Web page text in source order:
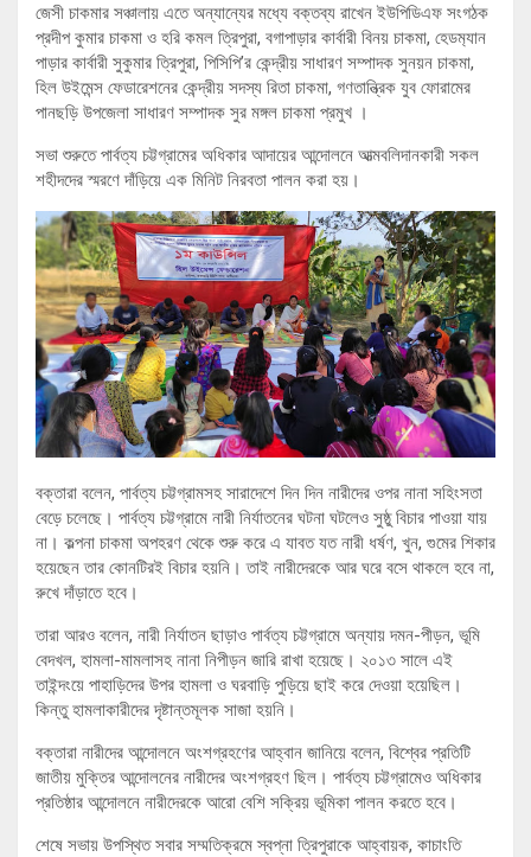
জেসী চাকমার সঞ্চালায় এতে অন্যান্যের মধ্যে বক্তব্য রাখেন ইউপিডিএফ সংগঠক
প্রদীপ কুমার চাকমা ও হরি কমল ত্রিপুরা, বগাপাড়ার কার্বারী বিনয় চাকমা, হেডম‍্যান
পাড়ার কার্বারী সুকুমার ত্রিপুরা, পিসিপি’র কেন্দ্রীয় সাধারণ সম্পাদক সুনয়ন চাকমা,
হিল উইমেন্স ফেডারেশনের কেন্দ্রীয় সদস্য রিতা চাকমা, গণতান্ত্রিক যুব ফোরামের
পানছড়ি উপজেলা সাধারণ সম্পাদক সুর মঙ্গল চাকমা প্রমুখ ।
সভা শুরুতে পার্বত্য চট্টগ্রামের অধিকার আদায়ের আন্দোলনে আত্মবলিদানকারী সকল
শহীদদের স্মরণে দাঁড়িয়ে এক মিনিট নিরবতা পালন করা হয়।
বক্তারা বলেন, পার্বত্য চট্টগ্রামসহ সারাদেশে দিন দিন নারীদের ওপর নানা সহিংসতা
বেড়ে চলেছে। পার্বত্য চট্টগ্রামে নারী নির্যাতনের ঘটনা ঘটলেও সুষ্ঠু বিচার পাওয়া যায়
না। কল্পনা চাকমা অপহরণ থেকে শুরু করে এ যাবত যত নারী ধর্ষণ, খুন, গুমের শিকার
হয়েছেন তার কোনটিরই বিচার হয়নি। তাই নারীদেরকে আর ঘরে বসে থাকলে হবে না,
রুখে দাঁড়াতে হবে।
তারা আরও বলেন, নারী নির্যাতন ছাড়াও পার্বত্য চট্টগ্রামে অন্যায় দমন-পীড়ন, ভূমি
বেদখল, হামলা-মামলাসহ নানা নিপীড়ন জারি রাখা হয়েছে। ২০১৩ সালে এই
তাইন্দংয়ে পাহাড়িদের উপর হামলা ও ঘরবাড়ি পুড়িয়ে ছাই করে দেওয়া হয়েছিল।
কিন্তু হামলাকারীদের দৃষ্টান্তমূলক সাজা হয়নি।
বক্তারা নারীদের আন্দোলনে অংশগ্রহণের আহ্বান জানিয়ে বলেন, বিশ্বের প্রতিটি
জাতীয় মুক্তির আন্দোলনের নারীদের অংশগ্রহণ ছিল। পার্বত্য চট্টগ্রামেও অধিকার
প্রতিষ্ঠার আন্দোলনে নারীদেরকে আরো বেশি সক্রিয় ভূমিকা পালন করতে হবে।
শেষে সভায় উপস্থিত সবার সম্মতিক্রমে স্বপ্না ত্রিপুরাকে আহ্বায়ক, কাচাংতি